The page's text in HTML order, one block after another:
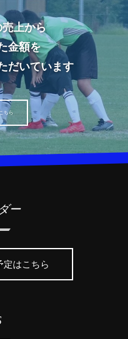
上から
金額を
だいています
ちら
ー
定はこちら